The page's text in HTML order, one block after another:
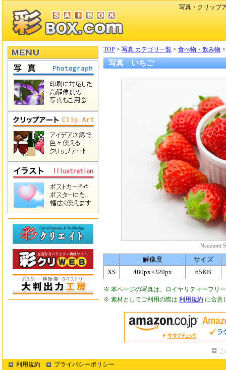
写真・クリップ
TOP > 写真 カテゴリ一覧 > 食べ物・飲み物
写真 いちご
Naozumi
解像度
サイズ
XS
480px×320px 65KB
※ 本ページの写真は、ロイヤリティーフリ
※ 素材としてご利用の際は 利用規約 に合意
利用規約
プライバシーポリシー